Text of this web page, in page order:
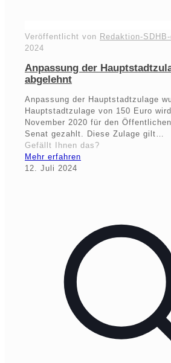
Veröffentlicht von Redaktion-
2024
Anpassung der
abgelehnt
Anpassung der Hauptstadtzulage
Hauptstadtzulage von 150 Euro
November 2020 für den
Senat gezahlt. Diese Zulage gilt…
Gefällt Ihnen das?
Mehr erfahren
12. Juli 2024